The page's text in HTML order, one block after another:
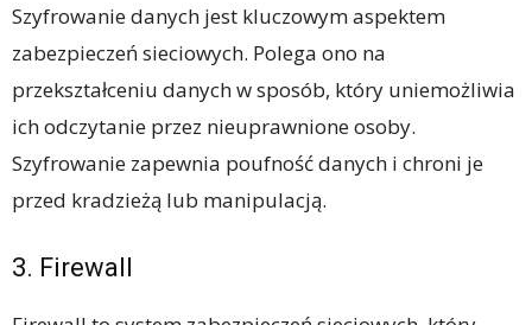
Szyfrowanie danych jest kluczowym aspektem
zabezpieczeń sieciowych. Polega ono na
przekształceniu danych w sposób, który uniemożliwia
ich odczytanie przez nieuprawnione osoby.
Szyfrowanie zapewnia poufność danych i chroni je
przed kradzieżą lub manipulacją.
3. Firewall